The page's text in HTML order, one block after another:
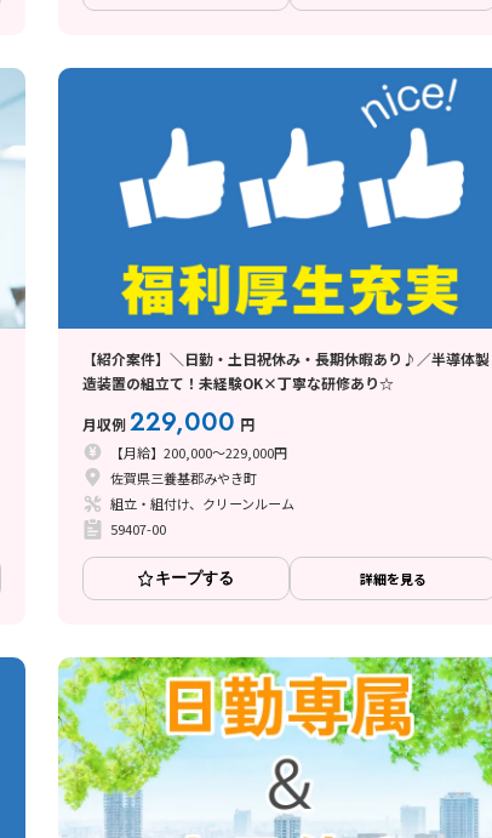
【紹介案件】＼日勤・土日祝休み・長期休暇あり♪／半導体製
造装置の組立て！未経験OK×丁寧な研修あり☆
月収例229,000 円
【月給】200,000～229,000円
佐賀県三養基郡みやき町
組立・組付け、クリーンルーム
59407-00
キープする 詳細を見る